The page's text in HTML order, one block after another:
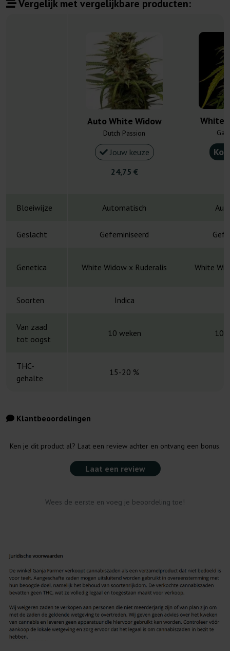
Vergelijk met vergelijkbare producten:
Auto White Widow
Dutch Passion
Jouw keuze
24,75 €
White
Bloeiwijze Automatisch
Geslacht Gefeminiseerd
Genetica White Widow x Ruderalis White
Soorten Indica
Van zaad
tot oogst
10 weken 10-
THC-
gehalte
15-20 %
Klantbeoordelingen
Ken je dit product al? Laat een review achter en ontvang een bonus.
Laat een review
Wees de eerste en voeg je beoordeling toe!